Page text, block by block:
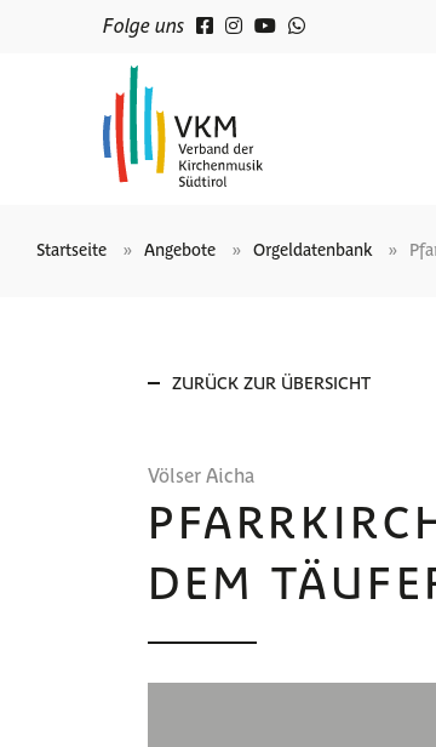
Folge uns
Startseite Angebote Orgeldatenbank
ZURÜCK ZUR ÜBERSICHT
Völser Aicha
DEM